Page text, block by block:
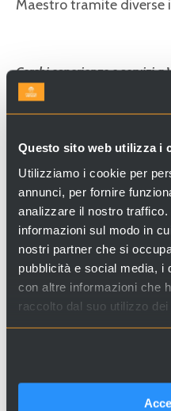
Questo sito web utilizza i
Utilizziamo i cookie per
annunci, per fornire
analizzare il nostro
informazioni sul modo in
nostri partner che si
pubblicità e social media, i
con altre informazioni che
raccolto dal suo utilizzo dei
Maestro tramite diverse
Cerchi esperienze e servizi
sito
e